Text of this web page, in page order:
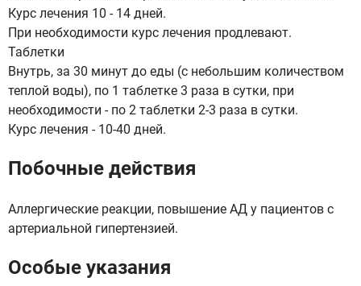
Курс лечения 10 - 14 дней.
При необходимости курс лечения продлевают.
Таблетки
Внутрь, за 30 минут до еды (с небольшим количеством
теплой воды), по 1 таблетке 3 раза в сутки, при
необходимости - по 2 таблетки 2-3 раза в сутки.
Курс лечения - 10-40 дней.
Побочные действия
Аллергические реакции, повышение АД у пациентов с
артериальной гипертензией.
Особые указания